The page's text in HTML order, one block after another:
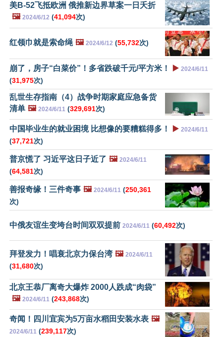
美B-52飞抵欧洲 俄推新边界草案一日夭折
🖼️ 2024/6/12 (41,094次)
红领巾就是索命绳 🖼️ 2024/6/12 (55,732次)
崩了，房子“白菜价”！多省跌破千元/平方米！ ▶️ 2024/6/11
(31,975次)
乱世生存指南（4）战争时期家庭应急备货
清单 🖼️ 2024/6/11 (329,691次)
中国毕业生的就业困境 比想像的要糟糕得多！ ▶️ 2024/6/11
(37,721次)
普京慌了 习近平这日子近了 🖼️ 2024/6/11
(64,581次)
善报奇缘！三件奇事 🖼️ 2024/6/11 (250,361
次)
中俄友谊生变垮台时间双双提前 2024/6/11 (60,492次)
拜登发力！唱衰北京力保台湾 🖼️ 2024/6/11
(31,680次)
北京王恭厂离奇大爆炸 2000人跌成“肉袋”
🖼️ 2024/6/11 (243,868次)
奇闻！四川宜宾为5万亩水稻田安装水表 🖼️
2024/6/11 (239,117次)